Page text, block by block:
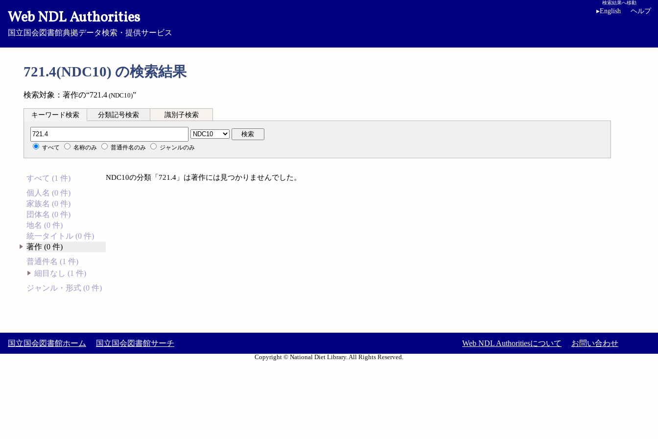
Web NDL Authorities
国立国会図書館典拠データ検索・提供サービス
検索結果へ移動
▸English ヘルプ
721.4(NDC10) の検索結果
検索対象：著作の“721.4 (NDC10)”
キーワード検索 分類記号検索 識別子検索
分類記号検索 検索
すべて 名称のみ 普通件名のみ ジャンルのみ
すべて (1 件)
個人名 (0 件)
家族名 (0 件)
団体名 (0 件)
地名 (0 件)
統一タイトル (0 件)
著作 (0 件)
普通件名 (1 件)
細目なし (1 件)
ジャンル・形式 (0 件)
NDC10の分類「721.4」は著作には見つかりませんでした。
国立国会図書館ホーム 国立国会図書館サーチ Web NDL Authoritiesについて お問い合わせ
Copyright © National Diet Library. All Rights Reserved.